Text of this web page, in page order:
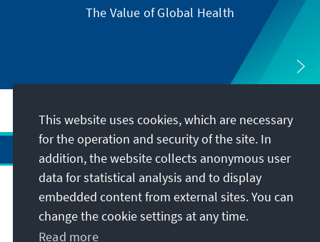
The Value of Global Health
Address
Contact
This website uses cookies, which are necessary
for the operation and security of the site. In
addition, the website collects anonymous user
data for statistical analysis and to display
embedded content from external sites. You can
change the cookie settings at any time.
Read more